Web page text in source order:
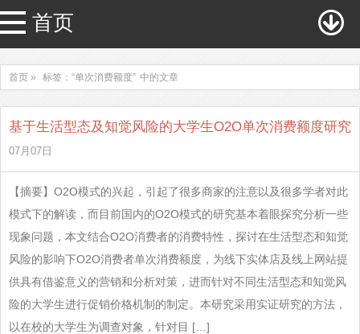
首页
首页 » 标签：“单次消费额度” 中的文章
基于生活型态及知觉风险的大学生O2O单次消费额度研究
07月07日
【摘要】O2O模式的兴起，引起了很多商家的注意以及很多学者对此
模式下的解读，而目前国内的O2O模式的研究基本着眼探究分析一些
现象问题，本文结合O2O消费者的消费特性，探讨在生活型态和知觉
风险的影响下O2O消费者单次消费额度，为线下实体店及线上网站提
供具有借鉴意义的营销和分析对策，进而针对不同生活型态和知觉风
险的大学生进行促销价格机制的制定。本研究采用实证研究的方法，
以在校的大学生为调查对象，针对目 […]